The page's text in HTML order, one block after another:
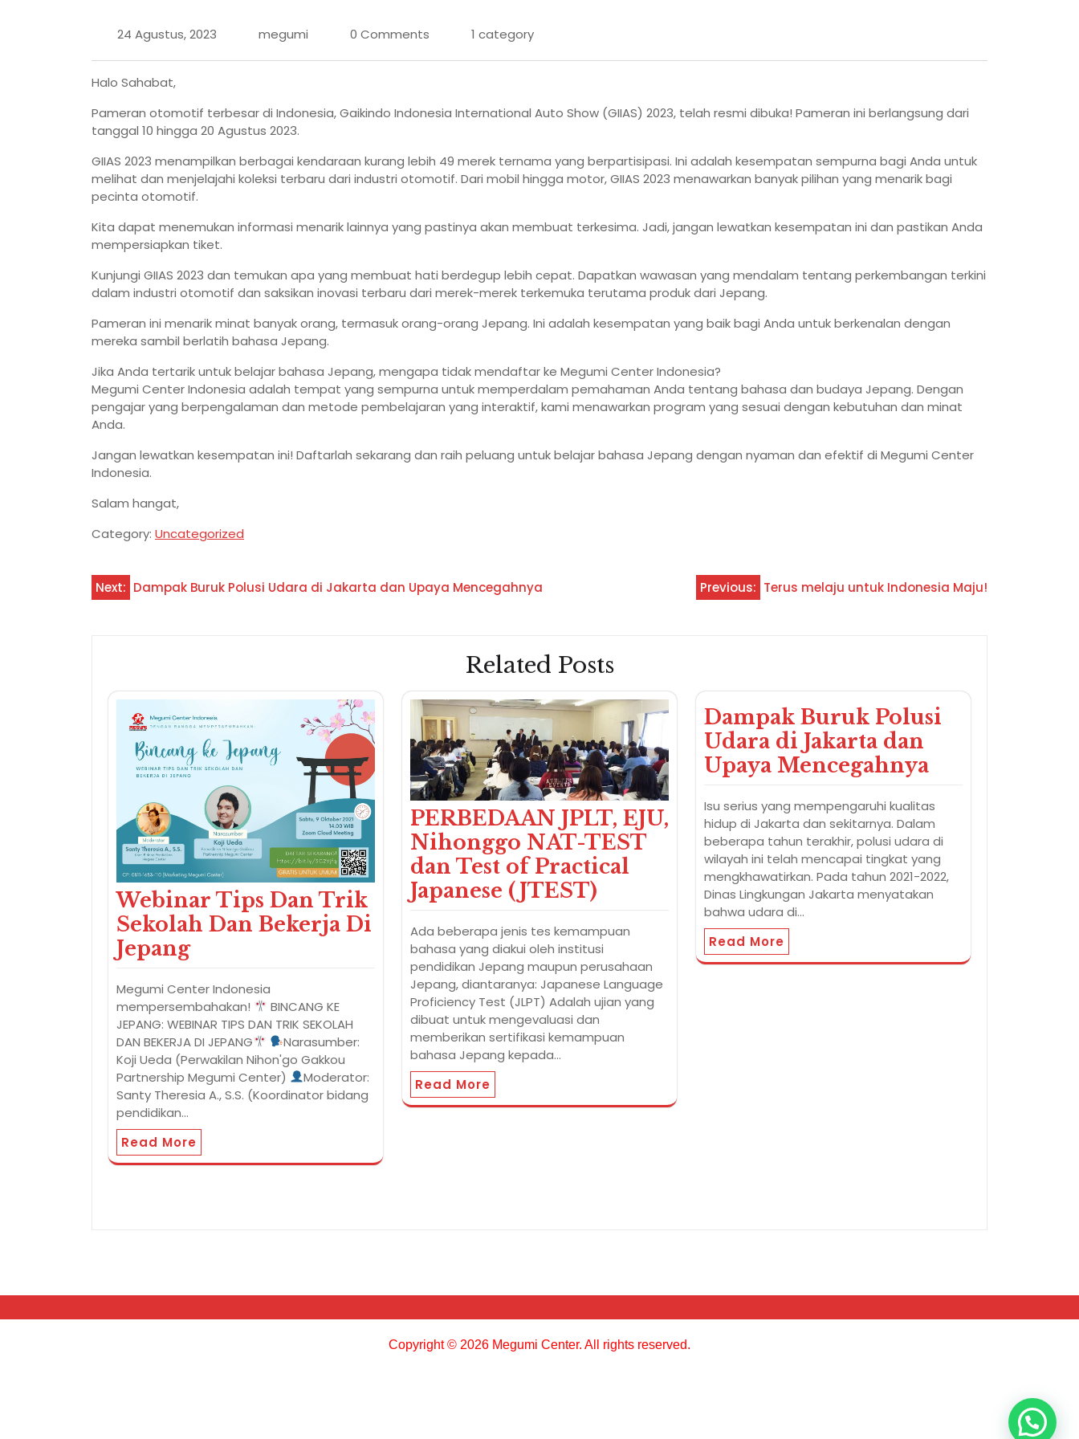
24 Agustus, 2023 megumi 0 Comments 1 category
Halo Sahabat,
Pameran otomotif terbesar di Indonesia, Gaikindo Indonesia International Auto Show (GIIAS) 2023, telah resmi dibuka! Pameran ini berlangsung dari
tanggal 10 hingga 20 Agustus 2023.
GIIAS 2023 menampilkan berbagai kendaraan kurang lebih 49 merek ternama yang berpartisipasi. Ini adalah kesempatan sempurna bagi Anda untuk
melihat dan menjelajahi koleksi terbaru dari industri otomotif. Dari mobil hingga motor, GIIAS 2023 menawarkan banyak pilihan yang menarik bagi
pecinta otomotif.
Kita dapat menemukan informasi menarik lainnya yang pastinya akan membuat terkesima. Jadi, jangan lewatkan kesempatan ini dan pastikan Anda
mempersiapkan tiket.
Kunjungi GIIAS 2023 dan temukan apa yang membuat hati berdegup lebih cepat. Dapatkan wawasan yang mendalam tentang perkembangan terkini
dalam industri otomotif dan saksikan inovasi terbaru dari merek-merek terkemuka terutama produk dari Jepang.
Pameran ini menarik minat banyak orang, termasuk orang-orang Jepang. Ini adalah kesempatan yang baik bagi Anda untuk berkenalan dengan
mereka sambil berlatih bahasa Jepang.
Jika Anda tertarik untuk belajar bahasa Jepang, mengapa tidak mendaftar ke Megumi Center Indonesia?
Megumi Center Indonesia adalah tempat yang sempurna untuk memperdalam pemahaman Anda tentang bahasa dan budaya Jepang. Dengan
pengajar yang berpengalaman dan metode pembelajaran yang interaktif, kami menawarkan program yang sesuai dengan kebutuhan dan minat
Anda.
Jangan lewatkan kesempatan ini! Daftarlah sekarang dan raih peluang untuk belajar bahasa Jepang dengan nyaman dan efektif di Megumi Center
Indonesia.
Salam hangat,
Category: Uncategorized
Navigasi
Previous: Terus melaju untuk Indonesia Maju!
Next: Dampak Buruk Polusi Udara di Jakarta dan Upaya Mencegahnya
Related Posts
Webinar Tips Dan Trik
Sekolah Dan Bekerja Di
Jepang
Megumi Center Indonesia
mempersembahakan!
BINCANG KE
JEPANG: WEBINAR TIPS DAN TRIK SEKOLAH
DAN BEKERJA DI JEPANG
Narasumber:
Koji Ueda (Perwakilan Nihon'go Gakkou
Partnership Megumi Center)
Moderator:
Santy Theresia A., S.S. (Koordinator bidang
pendidikan…
Read More
PERBEDAAN JPLT, EJU,
Nihonggo NAT-TEST
dan Test of Practical
Japanese (JTEST)
Ada beberapa jenis tes kemampuan
bahasa yang diakui oleh institusi
pendidikan Jepang maupun perusahaan
Jepang, diantaranya: Japanese Language
Proficiency Test (JLPT) Adalah ujian yang
dibuat untuk mengevaluasi dan
memberikan sertifikasi kemampuan
bahasa Jepang kepada…
Read More
Dampak Buruk Polusi
Udara di Jakarta dan
Upaya Mencegahnya
Isu serius yang mempengaruhi kualitas
hidup di Jakarta dan sekitarnya. Dalam
beberapa tahun terakhir, polusi udara di
wilayah ini telah mencapai tingkat yang
mengkhawatirkan. Pada tahun 2021-2022,
Dinas Lingkungan Jakarta menyatakan
bahwa udara di…
Read More
Copyright © 2026 Megumi Center. All rights reserved.